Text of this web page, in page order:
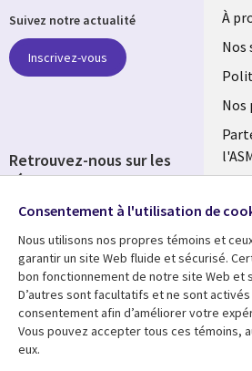
À
Nos
Nos
Ressources
Library
Links
Articles
Blog
Suivez notre actualité
Inscrivez-vous
Retrouvez-nous sur les
réseaux
Social
Media
FRANCE
Consentement à l'utilisation de
Nous utilisons nos propres témoins et
garantir un site Web fluide et sécurisé.
bon fonctionnement de notre site Web et
D’autres sont facultatifs et ne sont activés
consentement afin d’améliorer votre
Vous pouvez accepter tous ces témoins,
eux.